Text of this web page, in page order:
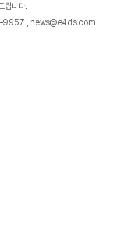
립니다.
9957 , news@e4ds.com